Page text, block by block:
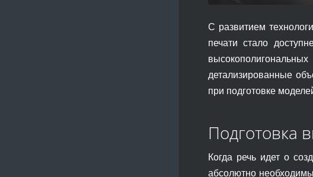
С развитием
печати стало
детализированные
при подготовке
Подготовка
Когда речь идет о
абсолютно